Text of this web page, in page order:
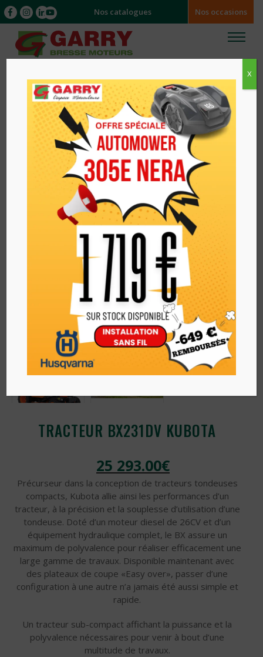
Nos catalogues Nos occasions
// TRACTEUR BX231DV KUBOTA
TRACTEUR BX231DV KUBOTA
25 293.00€
Précurseur dans la conception de tracteurs tondeuses
compacts, Kubota allie ainsi les performances d’un
tracteur, à la précision et la souplesse d’utilisation d’une
tondeuse. Doté d’un moteur diesel de 26CV et d’un
équipement hydraulique complet, le BX assure un
maximum de polyvalence pour réaliser efficacement une
large gamme de travaux. Disponible maintenant avec
des plateaux de coupe «Easy over», passer d’une
configuration à une autre n’a jamais été aussi simple et
rapide.
Un tracteur sub-compact affichant la puissance et la
polyvalence nécessaires pour venir à bout d’une
multitude de travaux.
X